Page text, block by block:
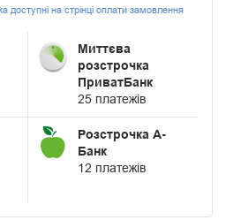
доступні на стрінці оплати замовлення
Миттєва
розстрочка
ПриватБанк
25 платежів
Розстрочка А-
Банк
12 платежів